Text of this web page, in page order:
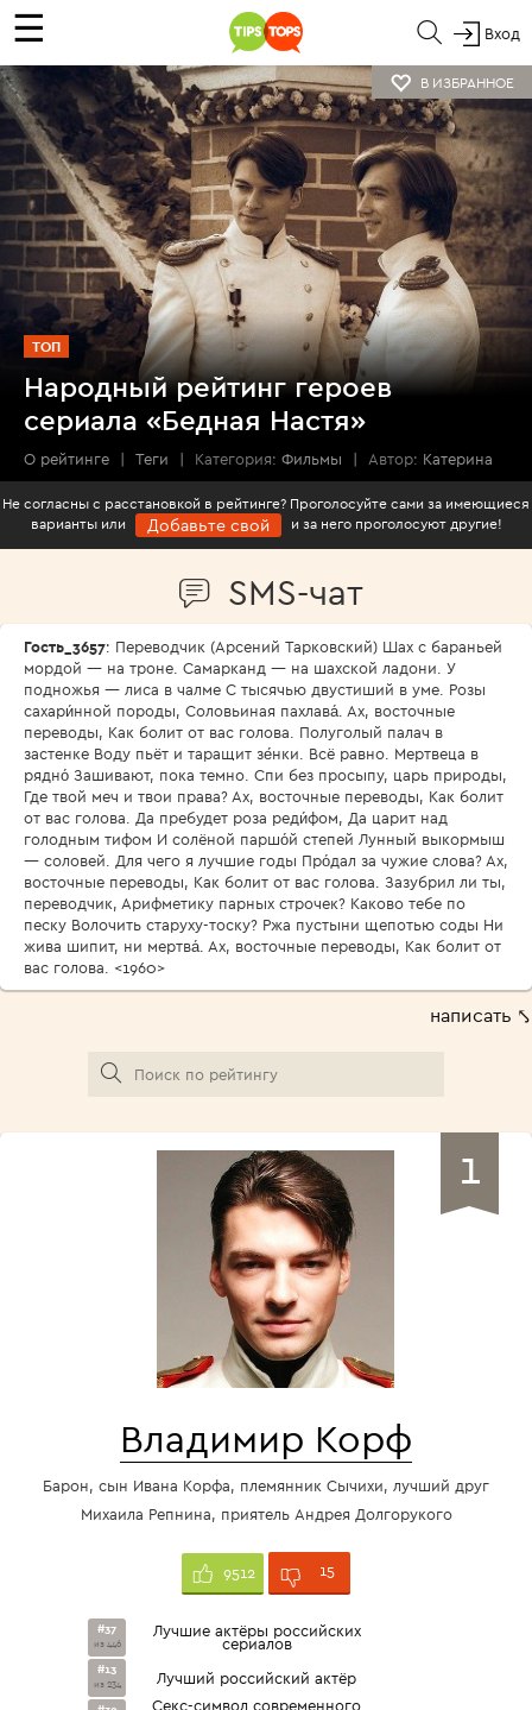
☰ Вход
В ИЗБРАННОЕ
ТОП
Народный рейтинг героев
сериала «Бедная Настя»
О рейтинге | Теги | Категория: Фильмы | Автор: Катерина
Не согласны с расстановкой в рейтинге? Проголосуйте сами за имеющиеся
варианты или
Добавьте свой и за него проголосуют другие!
SMS-чат
Гость_3657: Переводчик (Арсений Тарковский) Шах с бараньей
мордой — на троне. Самарканд — на шахской ладони. У
подножья — лиса в чалме С тысячью двустиший в уме. Розы
сахари́нной породы, Соловьиная пахлава́. Ах, восточные
переводы, Как болит от вас голова. Полуголый палач в
застенке Воду пьёт и таращит зе́нки. Всё равно. Мертвеца в
рядно́ Зашивают, пока темно. Спи без просыпу, царь природы,
Где твой меч и твои права? Ах, восточные переводы, Как болит
от вас голова. Да пребудет роза реди́фом, Да царит над
голодным тифом И солёной паршо́й степей Лунный выкормыш
— соловей. Для чего я лучшие годы Про́дал за чужие слова? Ах,
восточные переводы, Как болит от вас голова. Зазубрил ли ты,
переводчик, Арифметику парных строчек? Каково тебе по
песку Волочить старуху-тоску? Ржа пустыни щепотью соды Ни
жива шипит, ни мертва́. Ах, восточные переводы, Как болит от
вас голова. <1960>
написать ⤣
1
Владимир Корф
Барон, сын Ивана Корфа, племянник Сычихи, лучший друг
Михаила Репнина, приятель Андрея Долгорукого
9512 15
#37
из 446
Лучшие актёры российских
сериалов
#13
из 234 Лучший российский актёр
Секс-символ современного